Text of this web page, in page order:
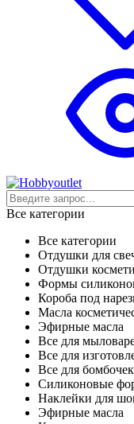
Все категории
Все категории
Отдушки для
Отдушки
Формы
Короба под
Масла
Эфирные масла
Все для
Все для
Все для бомбочек
Силиконовые
Наклейки для
Эфирные масла